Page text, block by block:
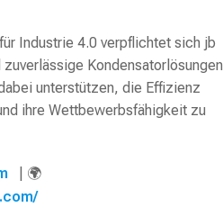
Industrie 4.0 verpflichtet sich jb
Kondensatorlösungen
unterstützen, die Effizienz
ihre Wettbewerbsfähigkeit zu
| 🌍